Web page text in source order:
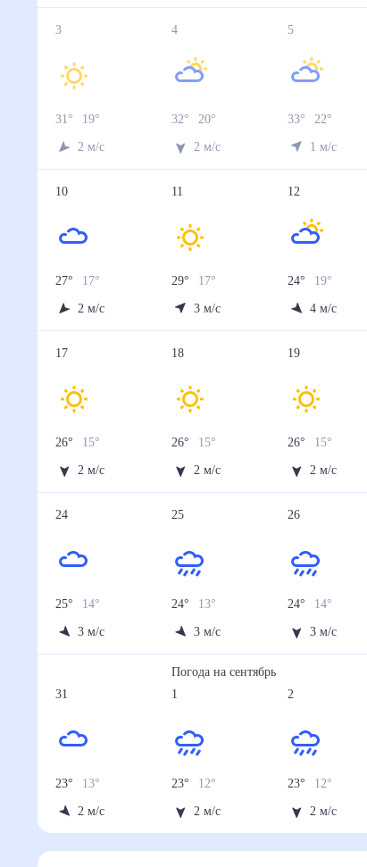
3
31° 19°
2 м/с
4
32° 20
2 м/с
5
33° 22°
1 м/с
10
27° 17°
2 м/с
11
29° 17°
3 м/с
12
24° 19°
4 м/с
17
26° 15°
2 м/с
18
26° 15°
2 м/с
19
26° 15°
2 м/с
24
25° 14°
3 м/с
25
24° 13°
3 м/с
26
24° 14°
3 м/с
31
23° 13°
2 м/с
Погода насентябрь
1
23° 12°
2 м/с
2
23° 12°
2 м/с